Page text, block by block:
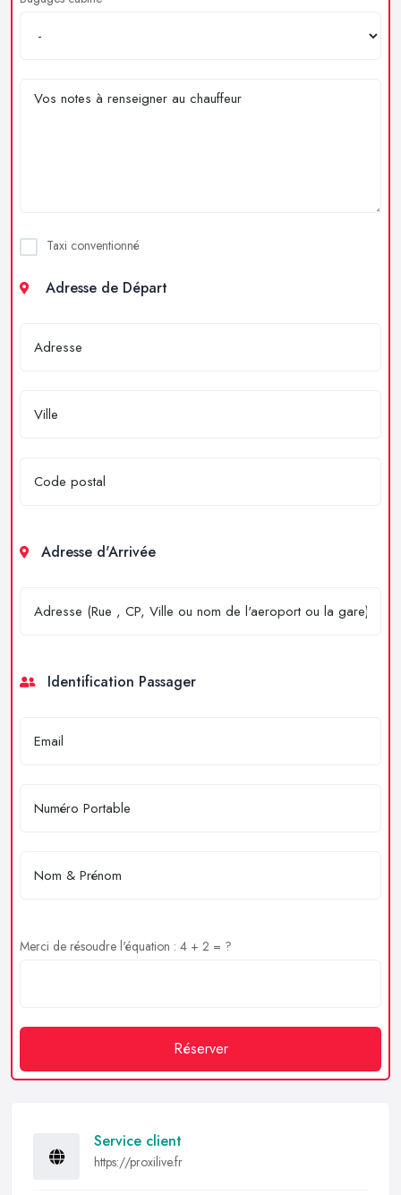
Taxi conventionné
Adresse de Départ
Adresse d'Arrivée
Identification Passager
Merci de résoudre l'équation : 4 + 2 = ?
Réserver
Service client
https://proxilive.fr